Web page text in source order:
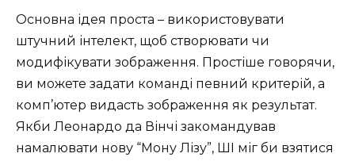
Основна ідея проста – використовувати
штучний інтелект, щоб створювати чи
модифікувати зображення. Простіше говорячи,
ви можете задати команді певний критерій, а
комп’ютер видасть зображення як результат.
Якби Леонардо да Вінчі закомандував
намалювати нову “Мону Лізу”, ШІ міг би взятися